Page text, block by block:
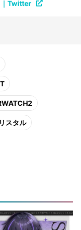
｜Twitter
スタル